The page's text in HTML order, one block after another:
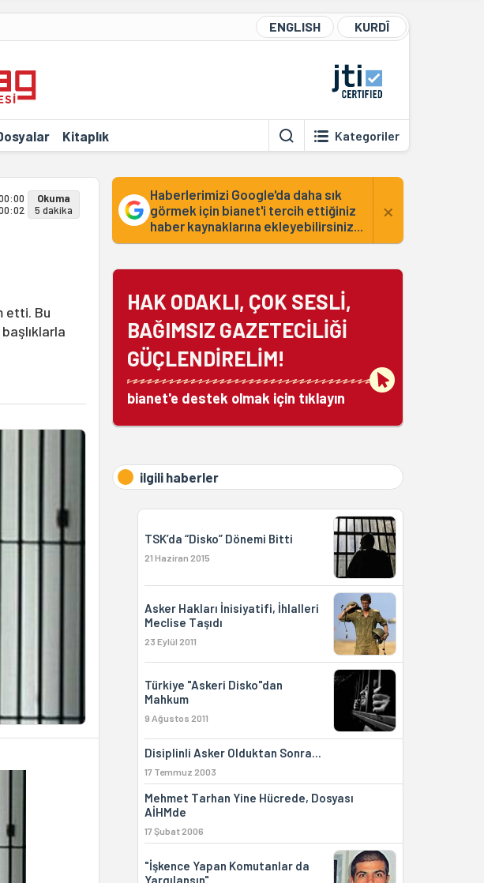
ENGLISH KURDÎ
Kitaplık Kategoriler
Okuma
5 dakika
etti. Bu
Haberlerimizi Google'da daha sık
görmek için bianet'i tercih ettiğiniz
haber kaynaklarına ekleyebilirsiniz...
×
HAK ODAKLI, ÇOK SESLİ,
BAĞIMSIZ GAZETECİLİĞİ
GÜÇLENDİRELİM!
bianet'e destek olmak için tıklayın
ilgili haberler
TSK’da “Disko” Dönemi Bitti
21 Haziran 2015
Asker Hakları İnisiyatifi, İhlalleri
Meclise Taşıdı
23 Eylül 2011
Türkiye "Askeri Disko"dan
Mahkum
9 Ağustos 2011
Disiplinli Asker Olduktan Sonra...
17 Temmuz 2003
Mehmet Tarhan Yine Hücrede, Dosyası
AİHMde
17 Şubat 2006
"İşkence Yapan Komutanlar da
Yargılansın"